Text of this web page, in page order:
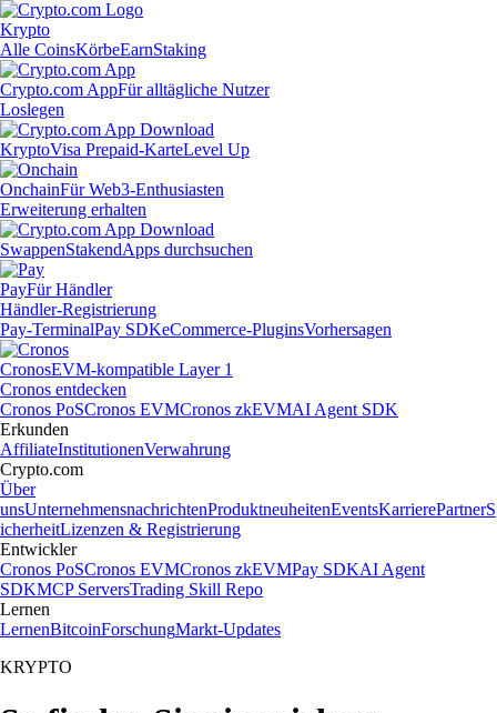
Krypto
Alle CoinsKörbeEarnStaking
Crypto.com AppFür alltägliche Nutzer
Loslegen
KryptoVisa Prepaid-KarteLevel Up
OnchainFür Web3-Enthusiasten
Erweiterung erhalten
SwappenStakendApps durchsuchen
PayFür Händler
Händler-Registrierung
Pay-TerminalPay SDKeCommerce-PluginsVorhersagen
CronosEVM-kompatible Layer 1
Cronos entdecken
Cronos PoSCronos EVMCronos zkEVMAI Agent SDK
Erkunden
AffiliateInstitutionenVerwahrung
Crypto.com
Über
unsUnternehmensnachrichtenProduktneuheitenEventsKarrierePartnerS
icherheitLizenzen & Registrierung
Entwickler
Cronos PoSCronos EVMCronos zkEVMPay SDKAI Agent
SDKMCP ServersTrading Skill Repo
Lernen
LernenBitcoinForschungMarkt-Updates
KRYPTO